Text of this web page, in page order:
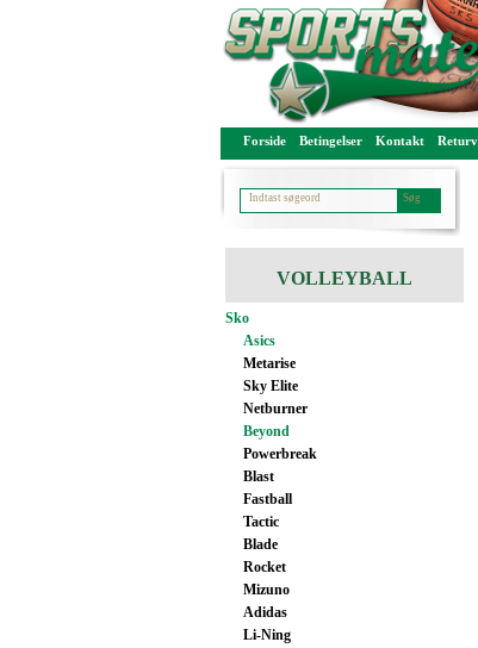
Forside Betingelser Kontakt
VOLLEYBALL
Sko
Asics
Metarise
Sky Elite
Netburner
Beyond
Powerbreak
Blast
Fastball
Tactic
Blade
Rocket
Mizuno
Adidas
Li-Ning